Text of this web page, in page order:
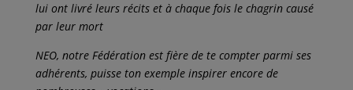
lui ont livré leurs récits et à chaque fois le chagrin causé
par leur mort
NEO, notre Fédération est fière de te compter parmi ses
adhérents, puisse ton exemple inspirer encore de